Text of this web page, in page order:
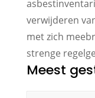
verwijderen
met zich
strenge
Meest